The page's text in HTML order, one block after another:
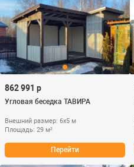
862 991 р
Угловая беседка ТАВИРА
Внешний размер: 6х5 м
Площадь: 29 м²
Перейти